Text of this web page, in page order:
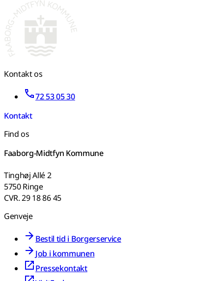
Kontakt os
72 53 05 30
Kontakt
Find os
Faaborg-Midtfyn Kommune
Tinghøj Allé 2
5750 Ringe
CVR. 29 18 86 45
Genveje
Bestil tid i Borgerservice
Job i kommunen
Pressekontakt